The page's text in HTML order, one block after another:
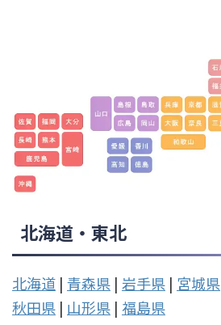
北海道・東北
北海道 | 青森県 | 岩手県 | 宮城県
秋田県 | 山形県 | 福島県